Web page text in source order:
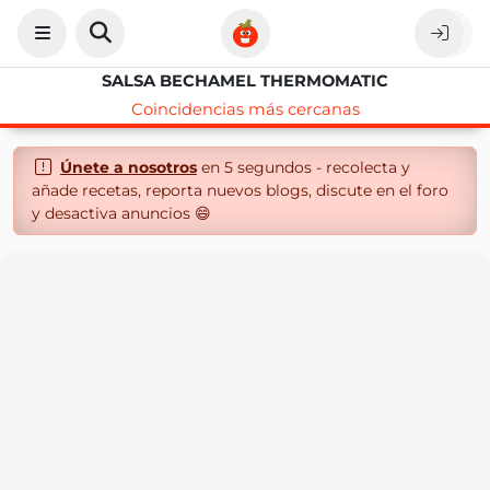
SALSA BECHAMEL THERMOMATIC
Coincidencias más cercanas
Únete a nosotrosen 5 segundos - recolecta y
añade recetas, reporta nuevos blogs, discute en el foro
y desactiva anuncios 😄